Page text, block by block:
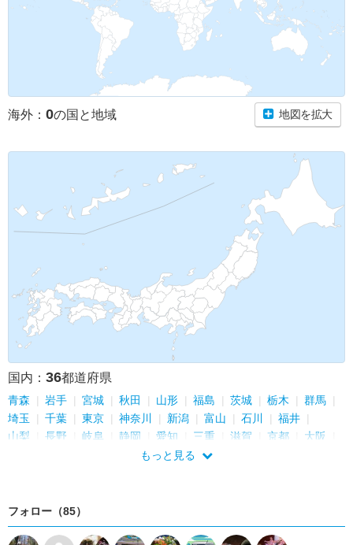
海外： 0の国と地域 地図を拡大
国内： 36都道府県
青森 岩手 宮城 秋田 山形 福島 茨城 栃木
群馬
埼玉
千葉 東京 神奈川 新潟 富山 石川
福井
山梨
長野 岐阜 静岡 愛知 三重 滋賀 京都
大阪
鳥取 島根 岡山
もっと見る
フォロー（85）